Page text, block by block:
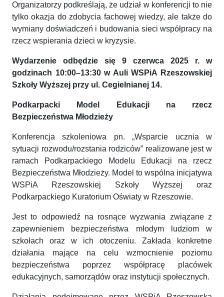
Organizatorzy podkreślają, że udział w konferencji to nie
tylko okazja do zdobycia fachowej wiedzy, ale także do
wymiany doświadczeń i budowania sieci współpracy na
rzecz wspierania dzieci w kryzysie.
Wydarzenie odbędzie się 9 czerwca 2025 r. w
godzinach 10:00–13:30 w Auli WSPiA Rzeszowskiej
Szkoły Wyższej przy ul. Cegielnianej 14.
Podkarpacki Model Edukacji na rzecz
Bezpieczeństwa Młodzieży
Konferencja szkoleniowa pn. „Wsparcie ucznia w
sytuacji rozwodu/rozstania rodziców” realizowane jest w
ramach Podkarpackiego Modelu Edukacji na rzecz
Bezpieczeństwa Młodzieży. Model to wspólna inicjatywa
WSPiA Rzeszowskiej Szkoły Wyższej oraz
Podkarpackiego Kuratorium Oświaty w Rzeszowie.
Jest to odpowiedź na rosnące wyzwania związane z
zapewnieniem bezpieczeństwa młodym ludziom w
szkołach oraz w ich otoczeniu. Zakłada konkretne
działania mające na celu wzmocnienie poziomu
bezpieczeństwa poprzez współpracę placówek
edukacyjnych, samorządów oraz instytucji społecznych.